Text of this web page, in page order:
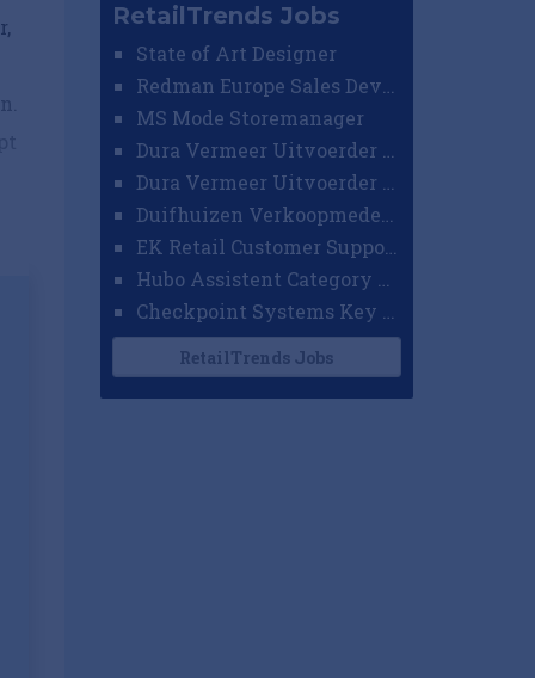
RetailTrends Jobs
State of Art Designer
MS Mode Storemanager
EK Retail Customer Support Omnichannel
RetailTrends Jobs